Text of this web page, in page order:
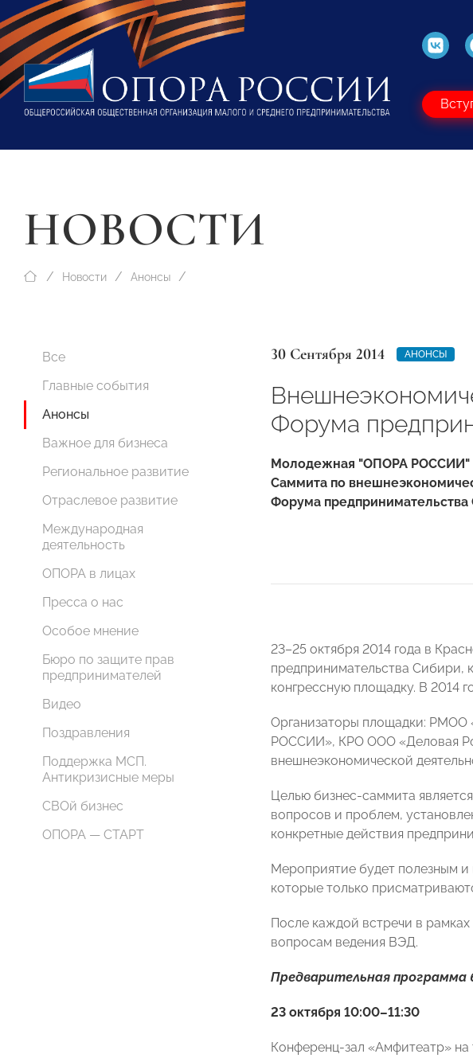
НОВОСТИ
Новости Анонсы
Все
Главные события
Анонсы
Важное для бизнеса
Региональное развитие
Отраслевое развитие
Международная
деятельность
ОПОРА в лицах
Пресса о нас
Особое мнение
Бюро по защите прав
предпринимателей
Видео
Поздравления
Поддержка МСП.
Антикризисные меры
СВОй бизнес
ОПОРА — СТАРТ
30 Сентября 2014 АНОНСЫ
Форума
Молодежная "ОПОРА РОССИИ"
Саммита по
Форума предпринимательства
23–25 октября 2014 года в
предпринимательства Сибири,
конгрессную площадку. В 2014
Организаторы площадки: РМОО
РОССИИ», КРО ООО «Деловая
внешнеэкономической
Целью бизнес-саммита
вопросов и проблем,
конкретные действия
Мероприятие будет полезным и
которые только
После каждой встречи в
вопросам ведения ВЭД.
Предварительная программа
23 октября 10:00–11:30
Конференц-зал «Амфитеатр»